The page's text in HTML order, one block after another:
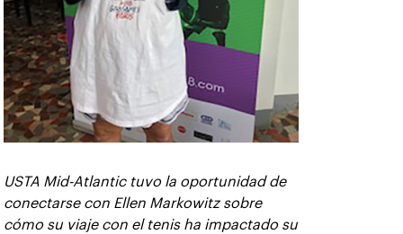
USTA Mid-Atlantic tuvo la oportunidad de
conectarse con Ellen Markowitz sobre
cómo su viaje con el tenis ha impactado su